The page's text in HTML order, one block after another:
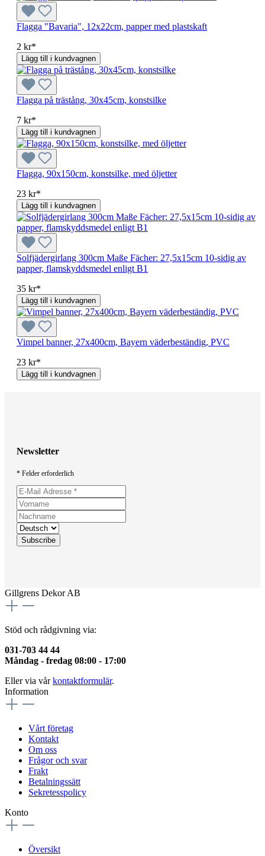
Flagga "Bavaria", 12x22cm, papper med plastskaft
2 kr*
Lägg till i kundvagnen
Flagga på trästång, 30x45cm, konstsilke
7 kr*
Lägg till i kundvagnen
Flagga, 90x150cm, konstsilke, med öljetter
23 kr*
Lägg till i kundvagnen
Solfjädergirlang 300cm Maße Fächer: 27,5x15cm 10-sidig av
papper, flamskyddsmedel enligt B1
35 kr*
Lägg till i kundvagnen
Vimpel banner, 27x400cm, Bayern väderbeständig, PVC
23 kr*
Lägg till i kundvagnen
Newsletter
* Felder erforderlich
Gillgrens Dekor AB
Stöd och rådgivning via:
031-703 44 44
Måndag - fredag 08:00 - 17:00
Eller via vårkontaktformulär.
Information
Vårt företag
Kontakt
Om oss
Frågor och svar
Frakt
Betalningssätt
Sekretesspolicy
Konto
Översikt